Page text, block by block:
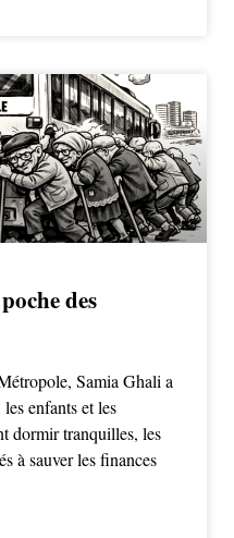
des
Samia Ghali a
enfants et les
dormir tranquilles, les
à sauver les finances